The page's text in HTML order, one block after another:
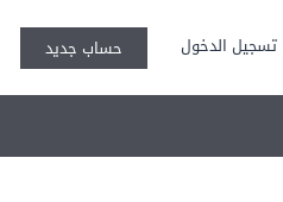
تسجيل الدخول حساب جديد